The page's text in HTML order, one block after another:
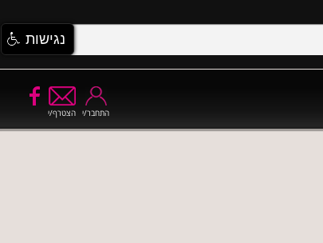
הצטרף/י התחבר/י
נגישות